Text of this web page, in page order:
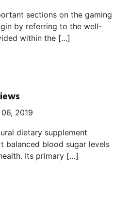
sections on the gaming
by referring to the well-
within the […]
2019
dietary supplement
balanced blood sugar levels
Its primary […]